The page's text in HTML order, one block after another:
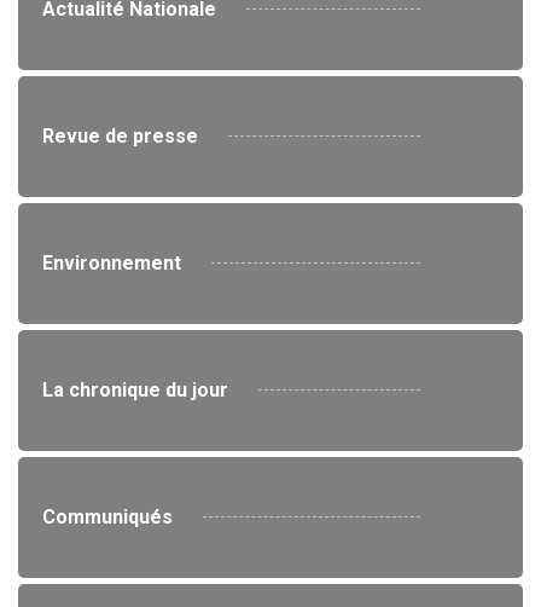
Actualité Nationale
Revue de presse
Environnement
La chronique du jour
Communiqués